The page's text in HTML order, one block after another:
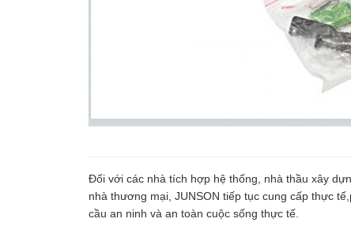
Đối với các nhà tích hợp hệ thống, nhà thầu xây
nhà thương mại, JUNSON tiếp tục cung cấp thực
cầu an ninh và an toàn cuộc sống thực tế.